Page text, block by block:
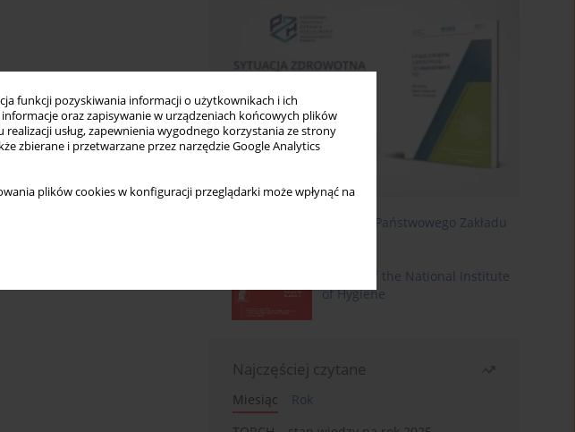
funkcji pozyskiwania informacji o użytkownikach i ich
oraz zapisywanie w urządzeniach końcowych plików
usług, zapewnienia wygodnego korzystania ze strony
zbierane i przetwarzane przez narzędzie Google Analytics
plików cookies w konfiguracji przeglądarki może wpłynąć na
Roczniki Państwowego Zakładu
Annals of the National Institute
of Hygiene
Najczęściej czytane
Miesiąc
Rok